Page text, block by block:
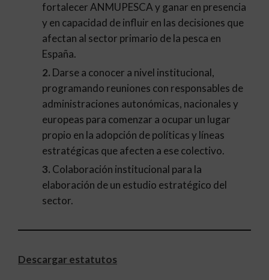
fortalecer ANMUPESCA y ganar en presencia
y en capacidad de influir en las decisiones que
afectan al sector primario de la pesca en
España.
Darse a conocer a nivel institucional,
programando reuniones con responsables de
administraciones autonómicas, nacionales y
europeas para comenzar a ocupar un lugar
propio en la adopción de políticas y líneas
estratégicas que afecten a ese colectivo.
Colaboración institucional para la
elaboración de un estudio estratégico del
sector.
Descargar estatutos